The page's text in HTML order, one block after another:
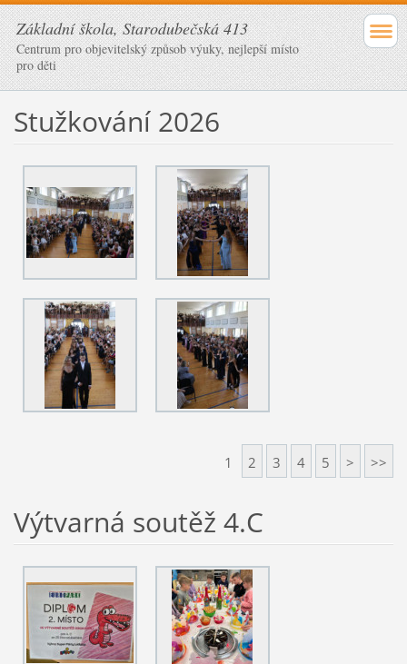
Základní škola, Starodubečská 413
Centrum pro objevitelský způsob výuky, nejlepší místo
pro děti
Stužkování 2026
1 2 3 4 5 > >>
Výtvarná soutěž 4.C